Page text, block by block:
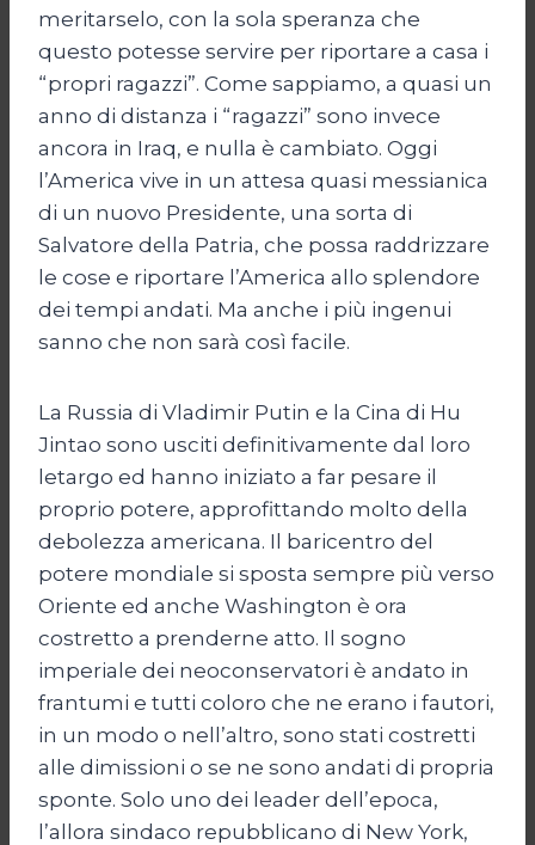
meritarselo, con la sola speranza che
questo potesse servire per riportare a casa i
“propri ragazzi”. Come sappiamo, a quasi un
anno di distanza i “ragazzi” sono invece
ancora in Iraq, e nulla è cambiato. Oggi
l’America vive in un attesa quasi messianica
di un nuovo Presidente, una sorta di
Salvatore della Patria, che possa raddrizzare
le cose e riportare l’America allo splendore
dei tempi andati. Ma anche i più ingenui
sanno che non sarà così facile.
La Russia di Vladimir Putin e la Cina di Hu
Jintao sono usciti definitivamente dal loro
letargo ed hanno iniziato a far pesare il
proprio potere, approfittando molto della
debolezza americana. Il baricentro del
potere mondiale si sposta sempre più verso
Oriente ed anche Washington è ora
costretto a prenderne atto. Il sogno
imperiale dei neoconservatori è andato in
frantumi e tutti coloro che ne erano i fautori,
in un modo o nell’altro, sono stati costretti
alle dimissioni o se ne sono andati di propria
sponte. Solo uno dei leader dell’epoca,
l’allora sindaco repubblicano di New York,